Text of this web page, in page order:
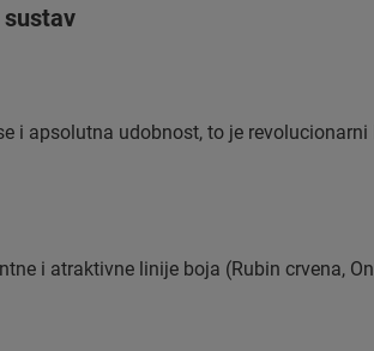
sustav
i apsolutna udobnost, to je
i atraktivne linije boja (Rubin crvena,